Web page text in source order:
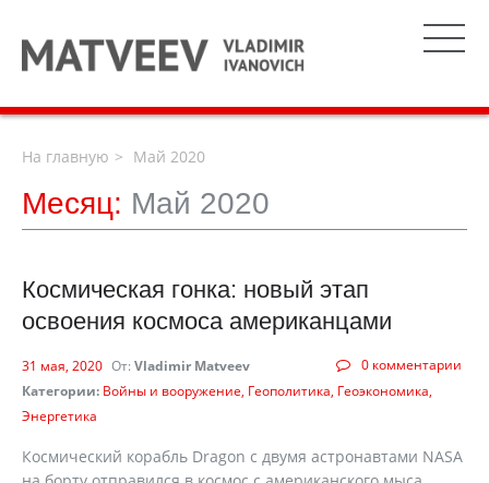
На главную Май 2020
Месяц: Май 2020
Космическая гонка: новый этап
освоения космоса американцами
0 комментарии
31 мая, 2020 От: Vladimir Matveev
Категории: Войны и вооружение Геополитика Геоэкономика
Энергетика
Космический корабль Dragon с двумя астронавтами NASA